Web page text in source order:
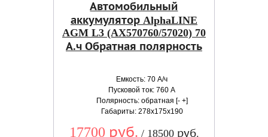
Автомобильный
аккумулятор AlphaLINE
AGM L3 (AX570760/57020) 70
А.ч Обратная полярность
Емкость: 70 А/ч
Пусковой ток: 760 А
Полярность: обратная [- +]
Габариты: 278x175x190
17700 руб. / 18500 руб.